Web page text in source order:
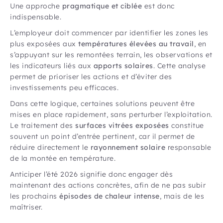
Une approche pragmatique et ciblée est donc
indispensable.
L’employeur doit commencer par identifier les zones les
plus exposées aux températures élevées au travail, en
s’appuyant sur les remontées terrain, les observations et
les indicateurs liés aux apports solaires. Cette analyse
permet de prioriser les actions et d’éviter des
investissements peu efficaces.
Dans cette logique, certaines solutions peuvent être
mises en place rapidement, sans perturber l’exploitation.
Le traitement des surfaces vitrées exposées constitue
souvent un point d’entrée pertinent, car il permet de
réduire directement le rayonnement solaire responsable
de la montée en température.
Anticiper l’été 2026 signifie donc engager dès
maintenant des actions concrètes, afin de ne pas subir
les prochains épisodes de chaleur intense, mais de les
maîtriser.